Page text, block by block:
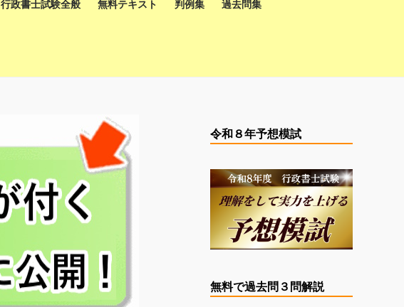
行政書士試験全般 無料テキスト 判例集 過去問集
令和８年予想模試
無料で過去問３問解説